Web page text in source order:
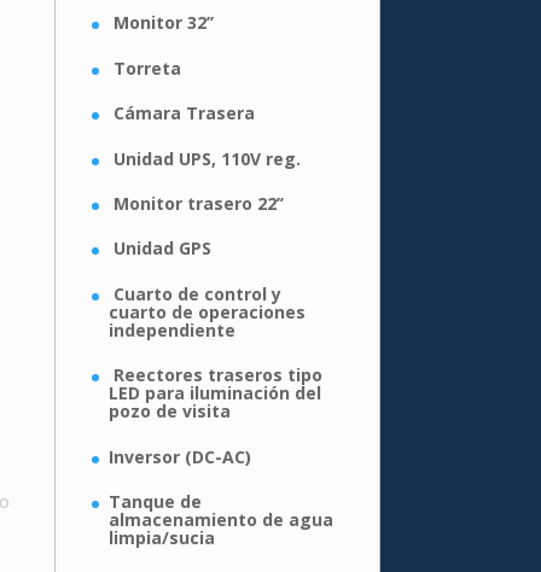
Monitor 32’’
Torreta
Cámara Trasera
Unidad UPS, 110V reg.
Monitor trasero 22’’
Unidad GPS
Cuarto de control y
cuarto de operaciones
independiente
Reectores traseros tipo
LED para iluminación del
pozo de visita
Inversor (DC-AC)
Tanque de
almacenamiento de agua
limpia/sucia